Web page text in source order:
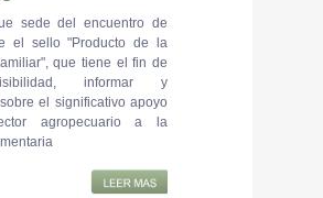
sede del encuentro de
el sello "Producto de la
que tiene el fin de
informar y
el significativo apoyo
agropecuario a la